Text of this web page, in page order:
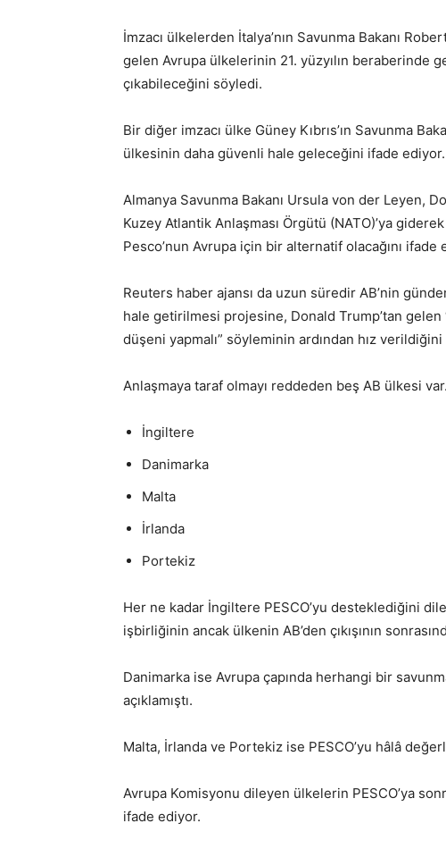
İmzacı ülkelerden İtalya’nın Savunma Bakanı
gelen Avrupa ülkelerinin 21. yüzyılın beraberinde
çıkabileceğini söyledi.
Bir diğer imzacı ülke Güney Kıbrıs’ın Savunma
ülkesinin daha güvenli hale geleceğini ifade ediyor.
Almanya Savunma Bakanı Ursula von der Leyen,
Kuzey Atlantik Anlaşması Örgütü (NATO)’ya
Pesco’nun Avrupa için bir alternatif olacağını ifade
Reuters haber ajansı da uzun süredir AB’nin
hale getirilmesi projesine, Donald Trump’tan
düşeni yapmalı” söyleminin ardından hız
Anlaşmaya taraf olmayı reddeden beş AB ülkesi var.
İngiltere
Danimarka
Malta
İrlanda
Portekiz
Her ne kadar İngiltere PESCO’yu desteklediğini
işbirliğinin ancak ülkenin AB’den çıkışının
Danimarka ise Avrupa çapında herhangi bir
açıklamıştı.
Malta, İrlanda ve Portekiz ise PESCO’yu hâlâ
Avrupa Komisyonu dileyen ülkelerin PESCO’ya
ifade ediyor.